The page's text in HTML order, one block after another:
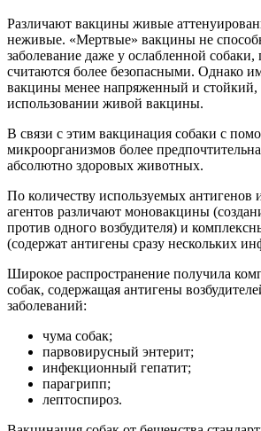
Различают вакцины живые
неживые. «Мертвые» вакцины не
заболевание даже у ослабленной
считаются более безопасными. Однако
вакцины менее напряженный и стойкий,
использовании живой вакцины.
В связи с этим вакцинация собаки с
микроорганизмов более
абсолютно здоровых животных.
По количеству используемых
агентов различают моновакцины
против одного возбудителя) и
(содержат антигены сразу нескольких
Широкое распространение получила
собак, содержащая антигены
заболеваний:
чума собак;
парвовирусный энтерит;
инфекционный гепатит;
парагрипп;
лептоспироз.